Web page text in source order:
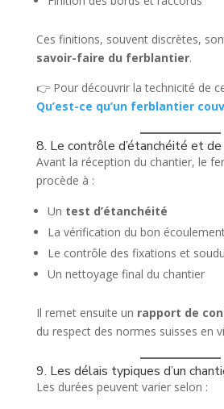
Ces finitions, souvent discrètes,
savoir-faire du ferblantier.
👉 Pour découvrir la technicité de
Qu’est-ce qu’un ferblantier
8. Le contrôle d’étanchéité et
Avant la réception du chantier, le
procède à :
Un test d’étanchéité
La vérification du bon
Le contrôle des fixations et
Un nettoyage final du chantier
Il remet ensuite un rapport de
du respect des normes suisses en
9. Les délais typiques d’un
Les durées peuvent varier selon :